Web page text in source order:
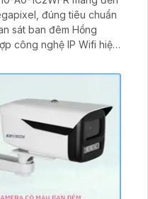
đúng tiêu chuẩn
công nghệ IP Wifi hiện
thân kim loại cho độ